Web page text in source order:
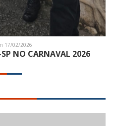
17/02/2026
NO CARNAVAL 2026